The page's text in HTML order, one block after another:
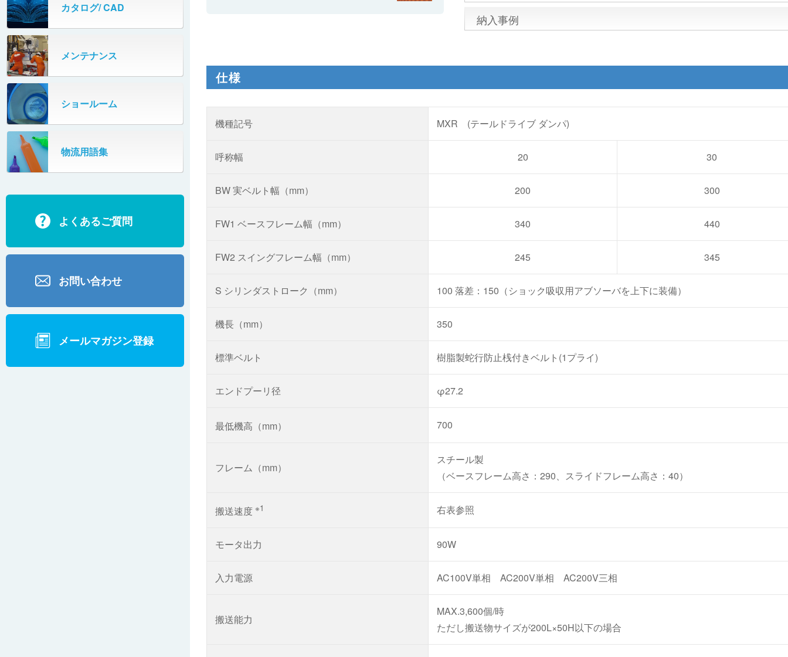
PHC350・PHC330
PZC150・PZC110
DHC350
667
SR802
ECD500A・ECD800・ECD1500
ECD2700
BD200・BD1000
米袋自動投入装置
フローラック自動補充装置
牛乳パック自動投入装置
ターンコンベヤ
マルチレーンダイバータ®
カーゴタイザ
カタログ/ CAD
メンテナンス
ショールーム
物流用語集
よくあるご質問
お問い合わせ
メールマガジン登録
納入事例
仕様
機種記号 MXR (テールドライブ ダンパ)
呼称幅 20 30
BW 実ベルト幅（mm） 200 300
FW1 ベースフレーム幅（mm） 340 440
FW2 スイングフレーム幅（mm） 245 345
S シリンダストローク（mm） 100 落差：150（ショック吸収用アブソーバを上下に装備）
機長（mm） 350
標準ベルト 樹脂製蛇行防止桟付きベルト(1プライ)
エンドプーリ径 φ27.2
最低機高（mm） 700
フレーム（mm）
スチール製
（ベースフレーム高さ：290、スライドフレーム高さ：40）
搬送速度 ※1 右表参照
モータ出力 90W
入力電源 AC100V単相 AC200V単相 AC200V三相
搬送能力
MAX.3,600個/時
ただし搬送物サイズが200L×50H以下の場合